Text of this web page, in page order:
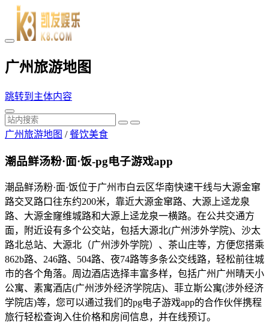
广州旅游地图
跳转到主体内容
广州旅游地图 /餐饮美食
潮品鲜汤粉·面·饭-pg电子游戏app
潮品鲜汤粉·面·饭位于广州市白云区华南快速干线与大源金窜
路交叉路口往东约200米，靠近大源金窜路、大源上迳龙泉
路、大源金窿维城路和大源上迳龙泉一横路。在公共交通方
面，附近设有多个公交站，包括大源北(广州涉外学院)、沙太
路北总站、大源北（广州涉外学院）、茶山庄等，方便您搭乘
862b路、246路、504路、夜74路等多条公交线路，轻松前往城
市的各个角落。周边酒店选择丰富多样，包括广州广州晴天小
公寓、素寓酒店(广州涉外经济学院店)、菲立斯公寓(涉外经济
学院店)等，您可以通过我们的pg电子游戏app的合作伙伴携程
旅行轻松查询入住价格和房间信息，并在线预订。